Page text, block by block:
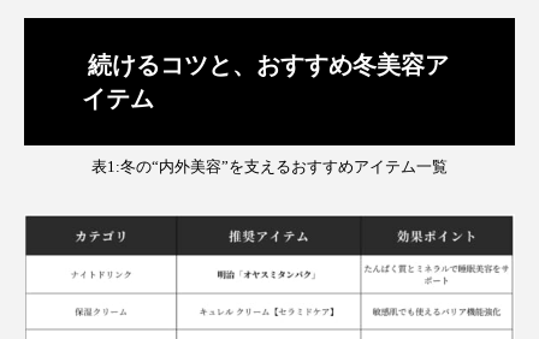
秋 冷え 筋膜 精油 素髪ケア やり方
美容と政治 美容ビジネス 美容医療
美容業界 美的感覚 美肌習慣
美脚習慣 老化 肌ケア 肌トラブル
続けるコツと、おすすめ冬美容ア
イテム
表1:冬の“内外美容”を支えるおすすめアイテム一覧